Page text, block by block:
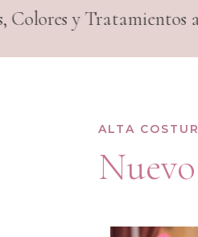
a medida – Great
ALTA